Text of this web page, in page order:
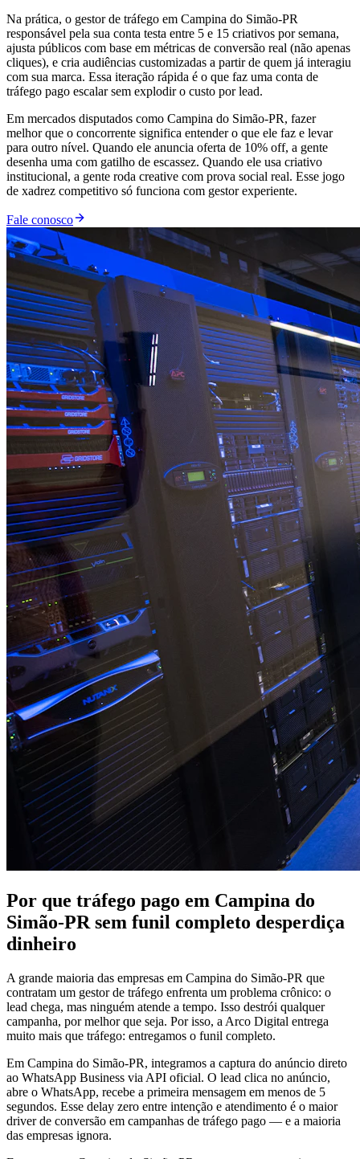
Na prática, o gestor de tráfego em Campina do Simão-PR
responsável pela sua conta testa entre 5 e 15 criativos por semana,
ajusta públicos com base em métricas de conversão real (não apenas
cliques), e cria audiências customizadas a partir de quem já interagiu
com sua marca. Essa iteração rápida é o que faz uma conta de
tráfego pago escalar sem explodir o custo por lead.
Em mercados disputados como Campina do Simão-PR, fazer
melhor que o concorrente significa entender o que ele faz e levar
para outro nível. Quando ele anuncia oferta de 10% off, a gente
desenha uma com gatilho de escassez. Quando ele usa criativo
institucional, a gente roda creative com prova social real. Esse jogo
de xadrez competitivo só funciona com gestor experiente.
Fale conosco
Por que tráfego pago em Campina do
Simão-PR sem funil completo desperdiça
dinheiro
A grande maioria das empresas em Campina do Simão-PR que
contratam um gestor de tráfego enfrenta um problema crônico: o
lead chega, mas ninguém atende a tempo. Isso destrói qualquer
campanha, por melhor que seja. Por isso, a Arco Digital entrega
muito mais que tráfego: entregamos o funil completo.
Em Campina do Simão-PR, integramos a captura do anúncio direto
ao WhatsApp Business via API oficial. O lead clica no anúncio,
abre o WhatsApp, recebe a primeira mensagem em menos de 5
segundos. Esse delay zero entre intenção e atendimento é o maior
driver de conversão em campanhas de tráfego pago — e a maioria
das empresas ignora.